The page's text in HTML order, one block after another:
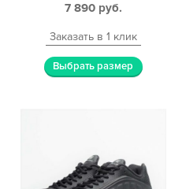
7 890 руб.
Заказать в 1 клик
Выбрать размер